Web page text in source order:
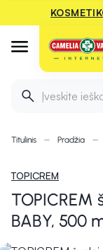
Įveskite
Titulinis Pradžia
TOPICREM
TOPICREM
BABY, 500